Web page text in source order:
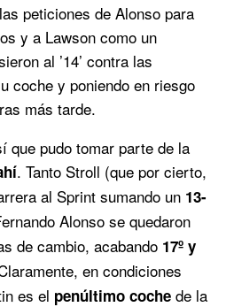
peticiones de Alonso para
y a Lawson como un
al ’14’ contra las
coche y poniendo en riesgo
más tarde.
que pudo tomar parte de la
. Tanto Stroll (que por cierto,
al Sprint sumando un 13-
Alonso se quedaron
de cambio, acabando 17º y
en condiciones
es el penúltimo coche de la